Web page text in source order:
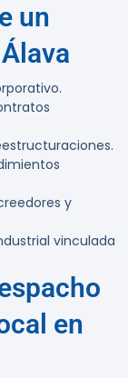
un
y
vinculada
en